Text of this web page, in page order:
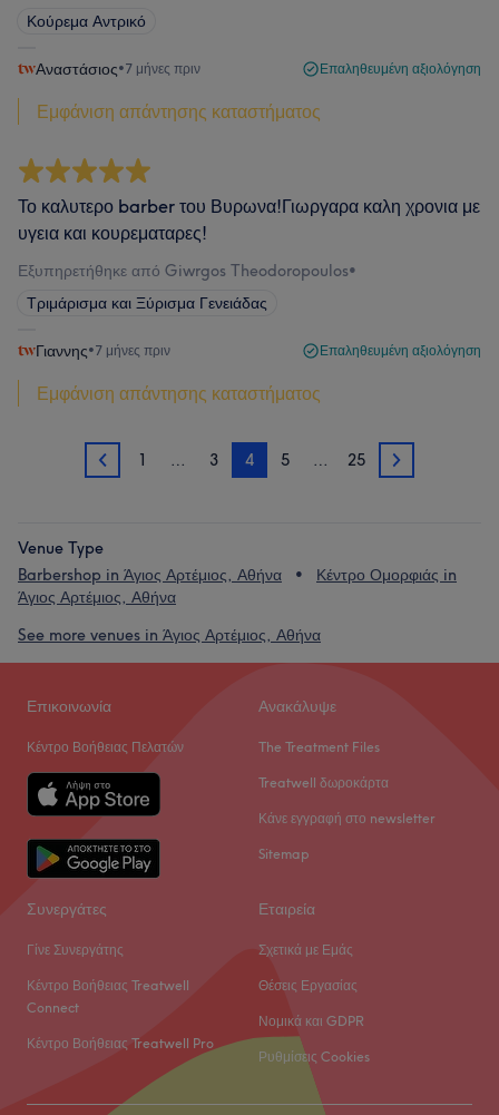
Κούρεμα Αντρικό
Αναστάσιος•7 μήνες πριν Επαληθευμένη αξιολόγηση
Εμφάνιση απάντησης καταστήματος
Το καλυτερο barber του Βυρωνα!Γιωργαρα καλη χρονια με
υγεια και κουρεματαρες!
Εξυπηρετήθηκε από Giwrgos Theodoropoulos•
Τριμάρισμα και Ξύρισμα Γενειάδας
Γιαννης•7 μήνες πριν Επαληθευμένη αξιολόγηση
Εμφάνιση απάντησης καταστήματος
3 1 … 3 4 5 … 25 5
Venue Type
Barbershop in Άγιος Αρτέμιος, Αθήνα
Κέντρο Ομορφιάς in
Άγιος Αρτέμιος, Αθήνα
See more venues in Άγιος Αρτέμιος, Αθήνα
Επικοινωνία
Κέντρο Βοήθειας Πελατών
Ανακάλυψε
The Treatment Files
Treatwell δωροκάρτα
Κάνε εγγραφή στο newsletter
Sitemap
Συνεργάτες
Γίνε Συνεργάτης
Κέντρο Βοήθειας Treatwell
Connect
Κέντρο Βοήθειας Treatwell Pro
Εταιρεία
Σχετικά με Εμάς
Θέσεις Εργασίας
Νομικά και GDPR
Ρυθμίσεις Cookies